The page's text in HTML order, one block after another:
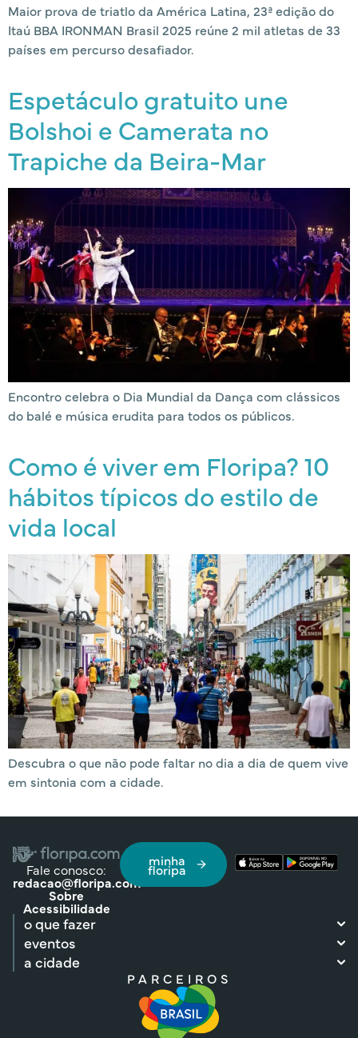
Maior prova de triatlo da América Latina, 23ª edição do
Itaú BBA IRONMAN Brasil 2025 reúne 2 mil atletas de 33
países em percurso desafiador.
Espetáculo gratuito une
Bolshoi e Camerata no
Trapiche da Beira-Mar
Encontro celebra o Dia Mundial da Dança com clássicos
do balé e música erudita para todos os públicos.
Como é viver em Floripa? 10
hábitos típicos do estilo de
vida local
Descubra o que não pode faltar no dia a dia de quem vive
em sintonia com a cidade.
Fale conosco:
redacao@floripa.com
Sobre
Acessibilidade
minha
floripa
o que fazer
eventos
a cidade
PARCEIROS